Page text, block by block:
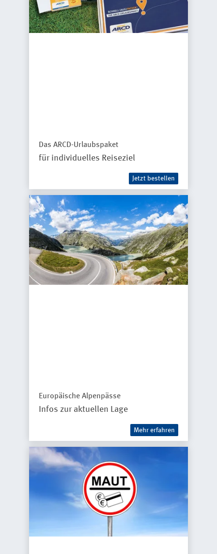
Das ARCD-Urlaubspaket
für individuelles Reiseziel
Jetzt bestellen
Europäische Alpenpässe
Infos zur aktuellen Lage
Mehr erfahren